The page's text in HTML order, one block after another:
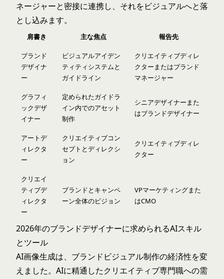
ネージャーと密接に連携し、それをビジュアルへと落
とし込みます。
肩書き 主な焦点 報告先
ブランド
デザイナ
ー
ビジュアルアイデン
ティティシステムと
ガイドライン
クリエイティブディレ
クターまたはブランド
マネージャー
グラフィ
ックデザ
イナー
定められたガイドラ
イン内でのアセット
制作
シニアデザイナーまた
はブランドデザイナー
アートデ
ィレクタ
ー
クリエイティブコン
セプトとディレクシ
ョン
クリエイティブディレ
クター
クリエイ
ティブデ
ィレクタ
ー
ブランドとキャンペ
ーン全体のビジョン
VPマーケティングまた
はCMO
2026年のブランドデザイナーに求められるAIスキル
とツール
AI画像生成は、ブランドビジュアル制作の経済性を変
えました。AIに精通したクリエイティブ専門職への需